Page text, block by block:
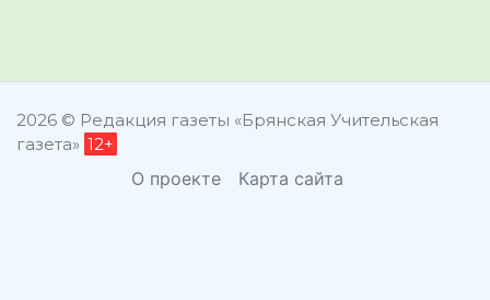
2026 © Редакция газеты «Брянская Учительская
газета» 12+
О проекте Карта сайта